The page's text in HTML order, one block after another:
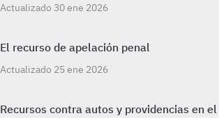
Actualizado 30 ene 2026
El recurso de apelación penal
Actualizado 25 ene 2026
Recursos contra autos y providencias en